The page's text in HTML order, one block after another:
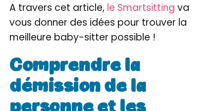
A travers cet article, le Smartsitting va
vous donner des idées pour trouver la
meilleure baby-sitter possible !
Comprendre la
démission de la
personne et les